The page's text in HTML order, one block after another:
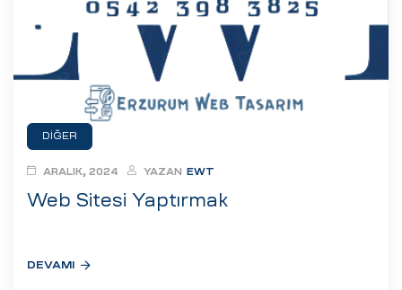
Aday
DIĞER
Web Sitesi Yaptırmak
ARALIK, 2024 YAZAN EWT
DEVAMI